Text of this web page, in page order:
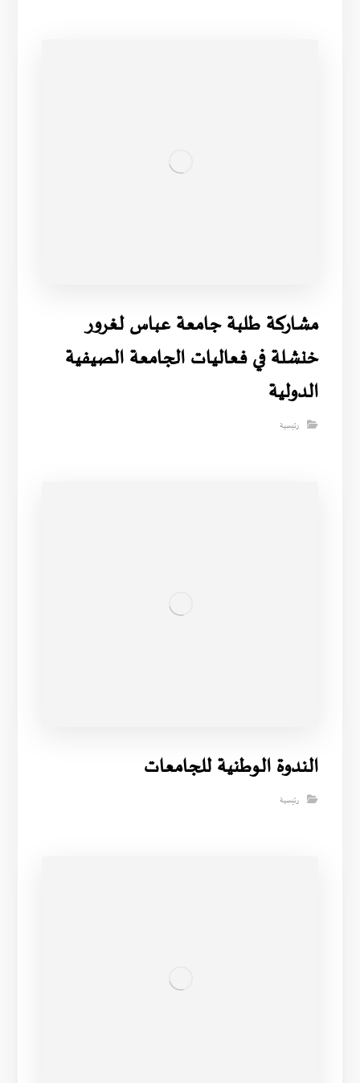
مشاركة طلبة جامعة عباس لغرور
خنشلة في فعاليات الجامعة الصيفية
الدولية
رئيسية
الندوة الوطنية للجامعات
رئيسية